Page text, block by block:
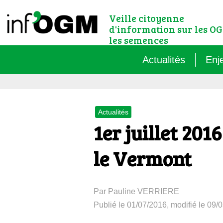
Veille citoyenne
d'information sur les
les semences
Actualités
Le
Actualités
1er juillet
le Vermont
Par Pauline VERRIERE
Publié le 01/07/2016, modifié le 09/